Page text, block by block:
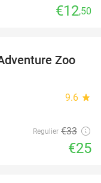
€12,50
24%
Zoo
9.6 star
Regulier €33
€25